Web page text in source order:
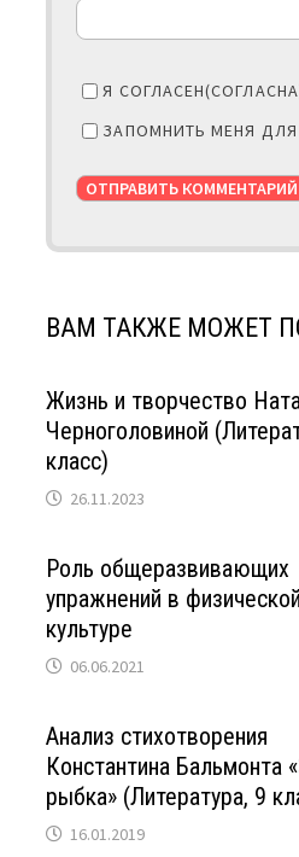
Я
ЗАПОМНИТЬ МЕНЯ
ВАМ ТАКЖЕ МОЖЕТ
Жизнь и творчество
Черноголовиной
класс)
26.11.2023
Роль общеразвивающих
упражнений в физической
культуре
06.06.2021
Анализ стихотворения
Константина Бальмонта
рыбка» (Литература, 9
16.01.2019